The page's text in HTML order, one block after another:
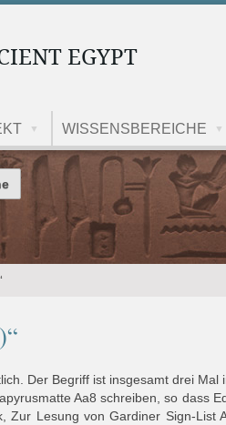
EGYPT
WISSENSBEREICHE
durchsuchen
Der Begriff ist insgesamt drei
Aa8 schreiben, so dass
Zur Lesung von Gardiner Sign-List